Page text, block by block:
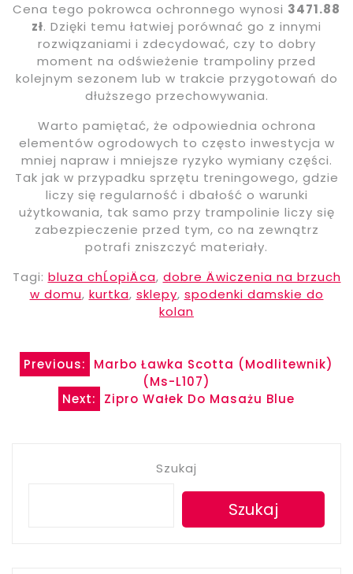
Cena tego pokrowca ochronnego wynosi 3471.88
zł. Dzięki temu łatwiej porównać go z innymi
rozwiązaniami i zdecydować, czy to dobry
moment na odświeżenie trampoliny przed
kolejnym sezonem lub w trakcie przygotowań do
dłuższego przechowywania.
Warto pamiętać, że odpowiednia ochrona
elementów ogrodowych to często inwestycja w
mniej napraw i mniejsze ryzyko wymiany części.
Tak jak w przypadku sprzętu treningowego, gdzie
liczy się regularność i dbałość o warunki
użytkowania, tak samo przy trampolinie liczy się
zabezpieczenie przed tym, co na zewnątrz
potrafi zniszczyć materiały.
Tagi: bluza chĹopiÄca, dobre Äwiczenia na brzuch
w domu, kurtka, sklepy, spodenki damskie do
kolan
Nawigacja
wpisu
Previous:
Marbo Ławka Scotta (Modlitewnik)
(Ms-L107)
Next:
Zipro Wałek Do Masażu Blue
Szukaj
Szukaj